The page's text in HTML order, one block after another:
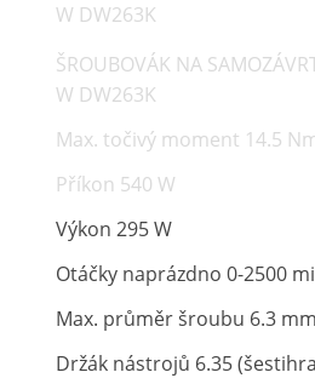
W DW263K
ŠROUBOVÁK NA
W DW263K
Max. točivý moment 14.5
Příkon 540 W
Výkon 295 W
Otáčky naprázdno 0-2500
Max. průměr šroubu 6.3 mm
Držák nástrojů 6.35